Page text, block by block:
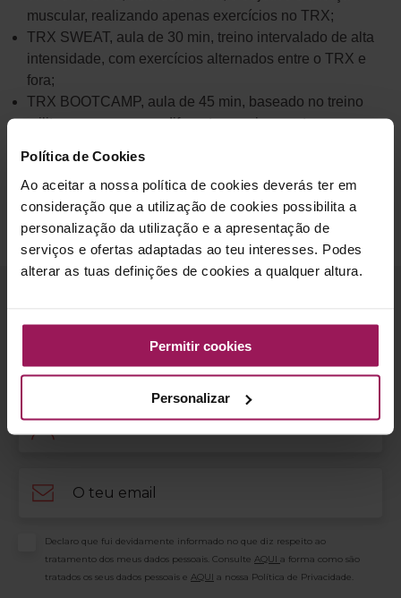
Política de Cookies
Ao aceitar a nossa política de cookies deverás ter em
consideração que a utilização de cookies possibilita a
personalização da utilização e a apresentação de
serviços e ofertas adaptadas ao teu interesses. Podes
alterar as tuas definições de cookies a qualquer altura.
Permitir cookies
Personalizar
muscular, realizando apenas exercícios no TRX;
TRX SWEAT, aula de 30 min, treino intervalado de alta
intensidade, com exercícios alternados entre o TRX e
fora;
TRX BOOTCAMP, aula de 45 min, baseado no treino
militar, com recurso a diferentes equipamentos como
Esperamos por si! Boas Aulas!
fitness
Subscreve a newsletter Solinca e recebe
todas as novidades e descontos!
Consentimento
Declaro que fui devidamente informado no que diz respeito ao
tratamento dos meus dados pessoais. Consulte AQUI a forma como são
tratados os seus dados pessoais e AQUI a nossa Política de Privacidade.